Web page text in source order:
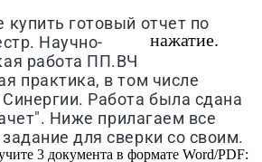
нажатие.
готовый отчет по
Научно-
работа ПП.ВЧ
практика, в том числе
Работа была сдана
Ниже прилагаем все
для сверки со своим.
3 документа в формате Word/PDF: